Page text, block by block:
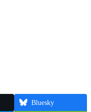
Bluesky